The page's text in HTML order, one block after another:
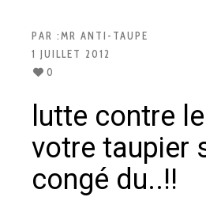
PAR :MR ANTI-TAUPE
1 JUILLET 2012
0
lutte contre
votre taupier
congé du..!!